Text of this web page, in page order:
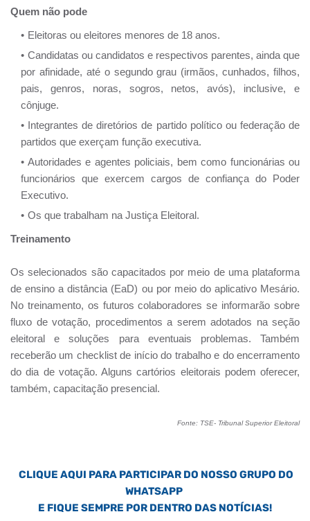
Quem não pode
Eleitoras ou eleitores menores de 18 anos.
Candidatas ou candidatos e respectivos parentes, ainda que
por afinidade, até o segundo grau (irmãos, cunhados, filhos,
pais, genros, noras, sogros, netos, avós), inclusive, e
cônjuge.
Integrantes de diretórios de partido político ou federação de
partidos que exerçam função executiva.
Autoridades e agentes policiais, bem como funcionárias ou
funcionários que exercem cargos de confiança do Poder
Executivo.
Os que trabalham na Justiça Eleitoral.
Treinamento
Os selecionados são capacitados por meio de uma plataforma
de ensino a distância (EaD) ou por meio do aplicativo Mesário.
No treinamento, os futuros colaboradores se informarão sobre
fluxo de votação, procedimentos a serem adotados na seção
eleitoral e soluções para eventuais problemas. Também
receberão um checklist de início do trabalho e do encerramento
do dia de votação. Alguns cartórios eleitorais podem oferecer,
também, capacitação presencial.
Fonte: TSE- Tribunal Superior Eleitoral
CLIQUE AQUI PARA PARTICIPAR DO NOSSO GRUPO DO
WHATSAPP
E FIQUE SEMPRE POR DENTRO DAS NOTÍCIAS!